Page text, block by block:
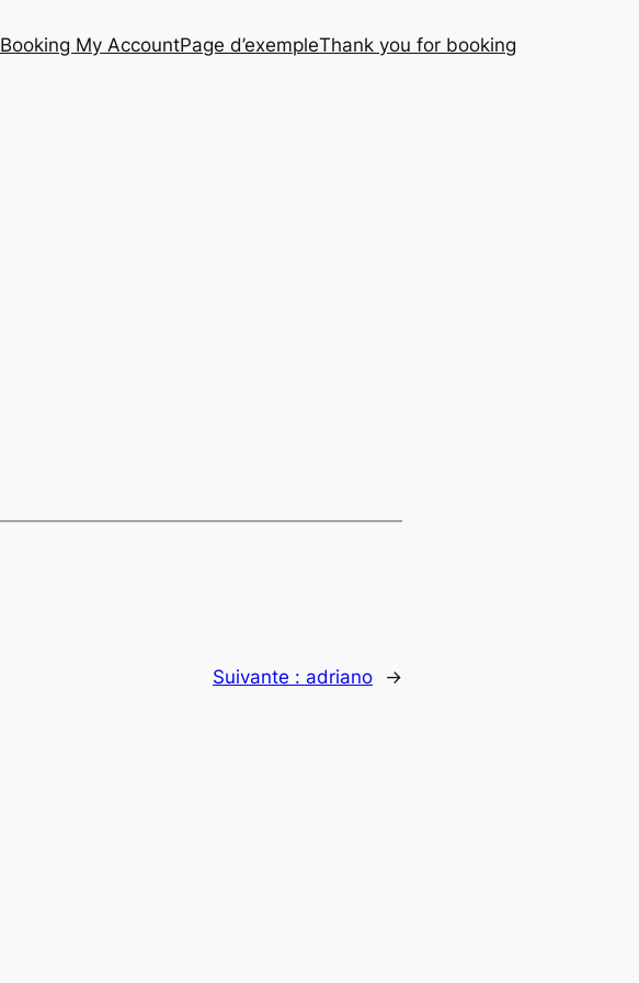
Booking My AccountPage d’exempleThank you for booking
Suivante : adriano →